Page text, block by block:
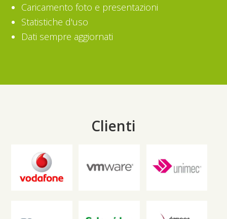
Caricamento foto e presentazioni
Statistiche d'uso
Dati sempre aggiornati
Clienti